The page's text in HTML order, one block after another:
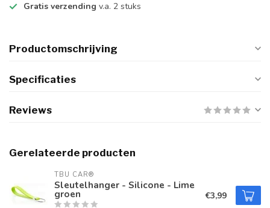
Gratis verzending v.a. 2 stuks
Productomschrijving
Specificaties
Reviews
Gerelateerde producten
TBU CAR®
Sleutelhanger - Silicone - Lime
groen €3,99